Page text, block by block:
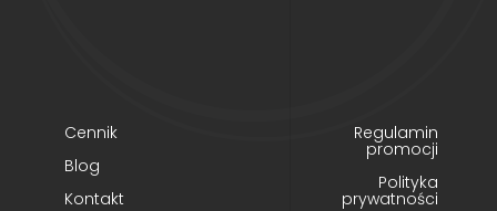
Cennik
Blog
Kontakt
Regulamin
promocji
Polityka
prywatności